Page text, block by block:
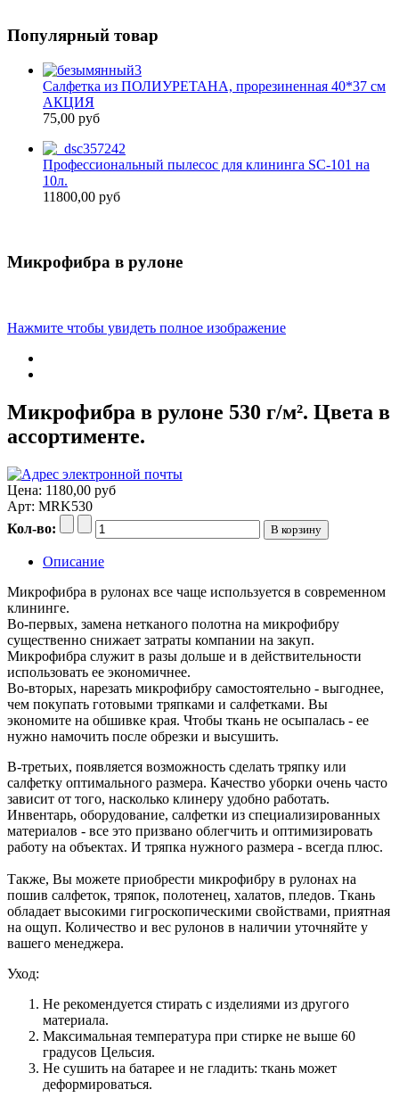
Популярный товар
Салфетка из ПОЛИУРЕТАНА, прорезиненная 40*37 см
АКЦИЯ
75,00 руб
Профессиональный пылесос для клининга SC-101 на
10л.
11800,00 руб
Микрофибра в рулоне
Нажмите чтобы увидеть полное изображение
Микрофибра в рулоне 530 г/м². Цвета в
ассортименте.
Цена: 1180,00 руб
Арт: MRK530
Кол-во:
Описание
Микрофибра в рулонах все чаще используется в современном
клининге.
Во-первых, замена нетканого полотна на микрофибру
существенно снижает затраты компании на закуп.
Микрофибра служит в разы дольше и в действительности
использовать ее экономичнее.
Во-вторых, нарезать микрофибру самостоятельно - выгоднее,
чем покупать готовыми тряпками и салфетками. Вы
экономите на обшивке края. Чтобы ткань не осыпалась - ее
нужно намочить после обрезки и высушить.
В-третьих, появляется возможность сделать тряпку или
салфетку оптимального размера. Качество уборки очень часто
зависит от того, насколько клинеру удобно работать.
Инвентарь, оборудование, салфетки из специализированных
материалов - все это призвано облегчить и оптимизировать
работу на объектах. И тряпка нужного размера - всегда плюс.
Также, Вы можете приобрести микрофибру в рулонах на
пошив салфеток, тряпок, полотенец, халатов, пледов. Ткань
обладает высокими гигроскопическими свойствами, приятная
на ощуп. Количество и вес рулонов в наличии уточняйте у
вашего менеджера.
Уход:
Не рекомендуется стирать с изделиями из другого
материала.
Максимальная температура при стирке не выше 60
градусов Цельсия.
Не сушить на батарее и не гладить: ткань может
деформироваться.